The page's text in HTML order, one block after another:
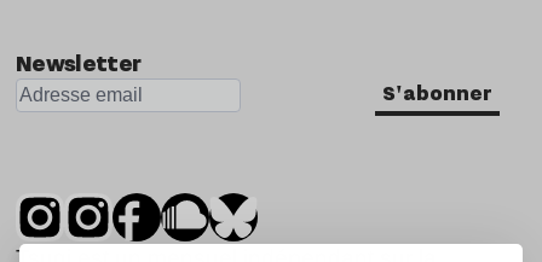
Newsletter
S'abonner